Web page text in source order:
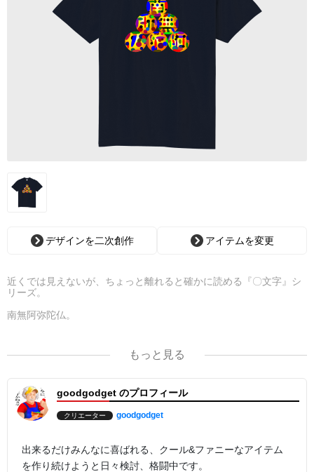
デザインを二次創作 アイテムを変更
近くでは見えないが、ちょっと離れると確かに読める『〇文字』シ
リーズ。
南無阿弥陀仏。
もっと見る
goodgodget のプロフィール
クリエーター goodgodget
出来るだけみんなに喜ばれる、クール&ファニーなアイテム
を作り続けようと日々検討、格闘中です。